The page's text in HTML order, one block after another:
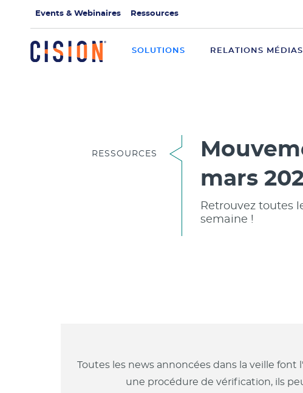
Events & Webinaires Ressources
SOLUTIONS RELATIONS MÉDIAS
RESSOURCES
mars
Retrouvez toutes
semaine !
Toutes les news annoncées dans la veille
une procédure de vérification, ils